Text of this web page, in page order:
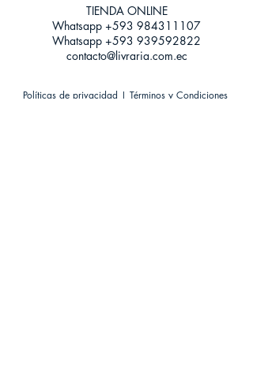
TIENDA ONLINE​
Whatsapp +593 984311107
Whatsapp +593 939592822
contacto@livraria.com.ec
Políticas de privacidad | Términos y Condiciones